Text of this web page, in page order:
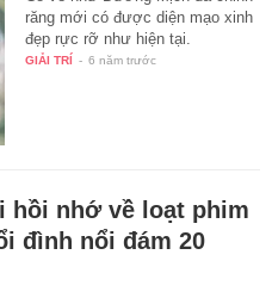
răng mới có được diện mạo xinh
đẹp rực rỡ như hiện tại.
GIẢI TRÍ - 6 năm trước
hồi nhớ về loạt phim
đình nổi đám 20